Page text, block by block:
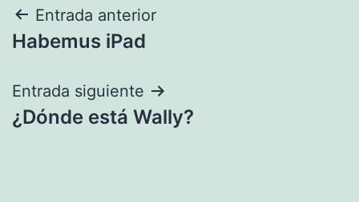
Navegación
de
entradas
Entrada anterior
Habemus iPad
Entrada siguiente
¿Dónde está Wally?